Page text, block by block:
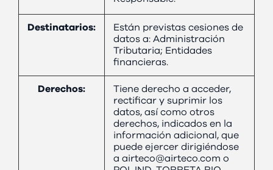
Destinatarios:
Están previstas cesiones de
datos a: Administración
Tributaria; Entidades
financieras.
Derechos:
Tiene derecho a acceder,
rectificar y suprimir los
datos, así como otros
derechos, indicados en la
información adicional, que
puede ejercer dirigiéndose
a airteco@airteco.com o